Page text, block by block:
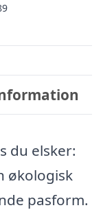
du elsker:
økologisk
pasform.